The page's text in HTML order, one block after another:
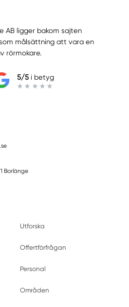
AB ligger bakom sajten
målsättning att vara en
rörmokare.
5/5i betyg
Borlänge
Utforska
Offertförfrågan
Personal
Områden